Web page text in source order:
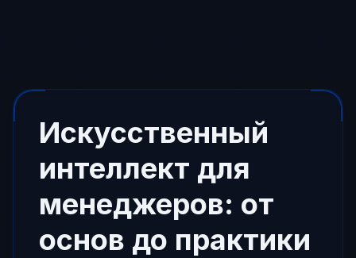
Искусственный
интеллект для
менеджеров: от
основ до практики